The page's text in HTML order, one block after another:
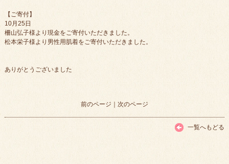
【ご寄付】
10月25日
柵山弘子様より現金をご寄付いただきました。
松本栄子様より男性用肌着をご寄付いただきました。
ありがとうございました
前のページ ｜ 次のページ
一覧へもどる